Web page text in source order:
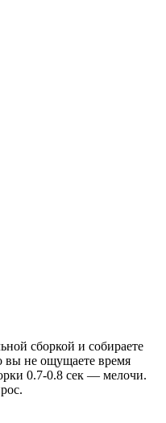
сборкой и собираете
вы не ощущаете время
0.7-0.8 сек — мелочи.